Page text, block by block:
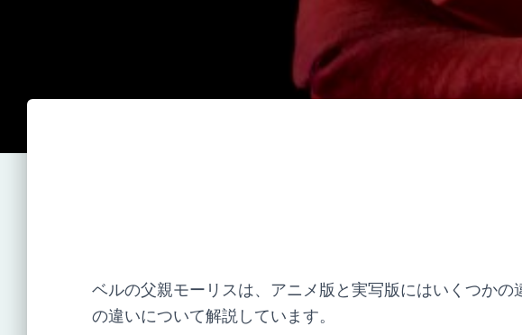
ベルの父親モーリスは、アニメ版と実写版にはいくつか
の違いについて解説しています。